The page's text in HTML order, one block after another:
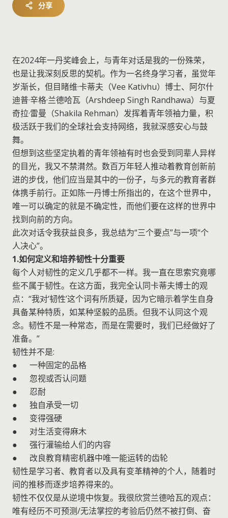
分享
在2024年一丹奖峰会上，与青年对话是我的一份殊荣，
也是让我深刻反思的契机。作为一名终身学习者，虽觉年
岁渐长，但目睹维·卡蒂夫（Vee Kativhu）博士、阿尔什
迪普·辛格·兰德哈瓦（Arshdeep Singh Randhawa）与夏
奇拉·雷曼（Shakila Rehman）发挥着青年领袖力量，积
极活跃于我们的全球社会支持网络，我就深感安心与鼓
舞。
但想到这些坚定执着的青年领袖有时也会受到同辈人异样
的目光，我又不禁潸然。数百万年轻人推动着教育创新前
进的步伐，他们应当是其中的一份子，与多元的教育者群
体携手前行。正如陈一丹博士所指出的，在这个世界中，
唯一可以确定的就是不确定性，而他们要在这样的世界中
找到向前的方向。
此次对话令我获益良多，我总结为“三个要点”与一项“个
人决心”。
1.如何定义和培养韧性十分重要
每个人对韧性的定义几乎都不一样。我一直在思索究竟哪
些不属于韧性。在这方面，我完全认同卡蒂夫博士的观
点：“我对‘韧性’这个词有所质疑，因为它暗示着学生自身
具备某种特质，如某种坚毅的品质。但我不认同这个观
念。韧性不是一种常态，而是在需要时，我们已经做好了
准备。”
韧性并不是:
● 一种固定的品格
● 忽视或否认问题
● 忍耐
● 独自承受一切
● 变得强硬
● 对生活变得麻木
● 强行灌输给人们的内容
● 改良教育精密机器中唯一能运转的齿轮
韧性是学习者、教育者以及具有变革精神的个人，随着时
间的推移而逐步培养得来的。
韧性不仅仅是从逆境中恢复。我很欣赏兰德哈瓦的观点：
唯有经历不可预测/无法掌控的考验后仍然不被打倒、奋